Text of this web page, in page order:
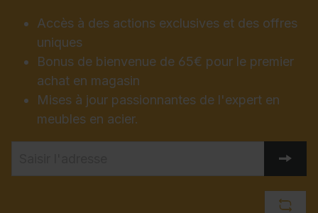
Accès à des actions exclusives et des offres
uniques
Bonus de bienvenue de 65€ pour le premier
achat en magasin
Mises à jour passionnantes de l'expert en
meubles en acier.